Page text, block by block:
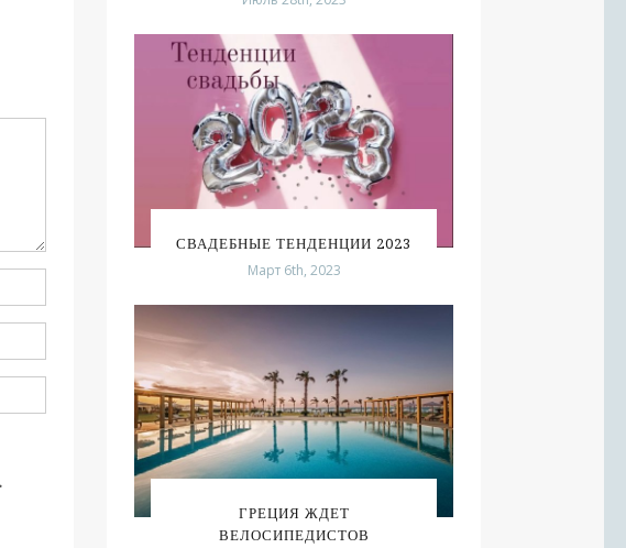
СВАДЕБНЫЕ ТЕНДЕНЦИИ 2023
Март 6th, 2023
ГРЕЦИЯ ЖДЕТ
ВЕЛОСИПЕДИСТОВ